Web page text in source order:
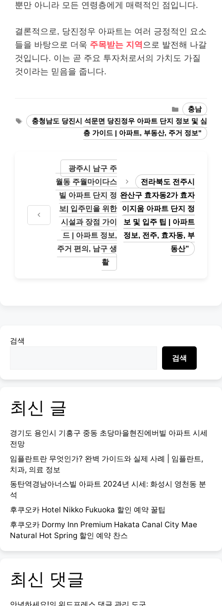
뿐만 아니라 모든 연령층에게 매력적인 점입니다.
결론적으로, 당진정우 아파트는 여러 긍정적인 요소
들을 바탕으로 더욱 주목받는 지역 으로 발전해 나갈
것입니다. 이는 곧 주요 투자처로서의 가치도 가질
것이라는 믿음을 줍니다.
카
테
고
리
충남
태
그
충청남도 당진시 석문면 당진정우 아파트 단지 정보 및 심
층 가이드 | 아파트, 부동산, 주거 정보"
광주시 남구 주
월동 주월마이다스
빌 아파트 단지 정
보| 입주민을 위한
시설과 장점 가이
드 | 아파트 정보,
주거 편의, 남구 생
활
전라북도 전주시
완산구 효자동2가 효자
이지움 아파트 단지 정
보 및 입주 팁 | 아파트
정보, 전주, 효자동, 부
동산”
검색
검색
최신 글
경기도 용인시 기흥구 중동 초당마을현진에버빌 아파트 시세
전망
임플란트란 무엇인가? 완벽 가이드와 실제 사례 | 임플란트,
치과, 의료 정보
동탄역경남아너스빌 아파트 2024년 시세: 화성시 영천동 분
석
후쿠오카 Hotel Nikko Fukuoka 할인 예약 꿀팁
후쿠오카 Dormy Inn Premium Hakata Canal City Mae
Natural Hot Spring 할인 예약 찬스
최신 댓글
안녕하세요!의 워드프레스 댓글 관리 도구